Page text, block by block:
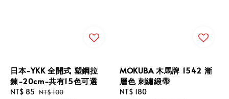
日本-YKK 全開式 塑鋼拉
鍊-20cm-共有15色可選
Sale
NT$ 85 Regular
NT$ 100
MOKUBA 木馬牌 1542 漸
層色 刺繡緞帶
Regular
NT$ 180